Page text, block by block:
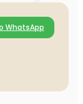
WhatsApp